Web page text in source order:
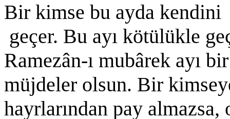
Bir kimse bu ayda
geçer. Bu ayı kötülükle
Ramezân-ı mubârek ayı
müjdeler olsun. Bir
hayrlarından pay